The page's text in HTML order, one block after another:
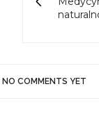
NO COMMENTS YET